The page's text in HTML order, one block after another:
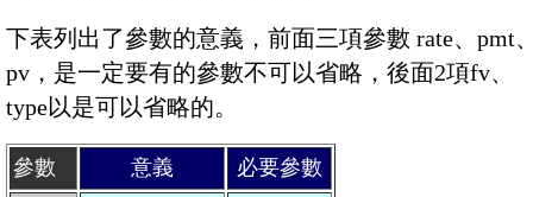
下表列出了參數的意義，前面三項參數 rate、pmt
pv，是一定要有的參數不可以省略，後面2項fv、
type以是可以省略的。
參數 意義
必要參數